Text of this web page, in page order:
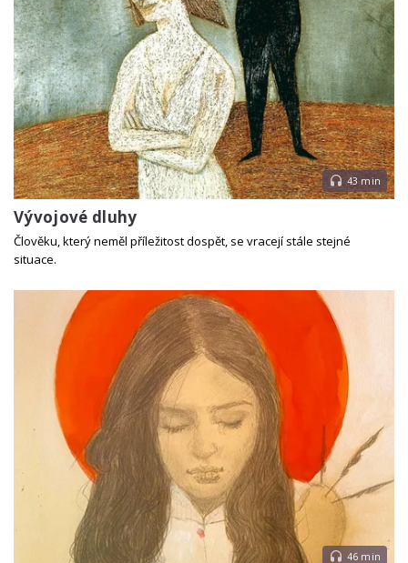
43 min
Vývojové dluhy
Člověku, který neměl příležitost dospět, se vracejí stále stejné
situace.
46 min